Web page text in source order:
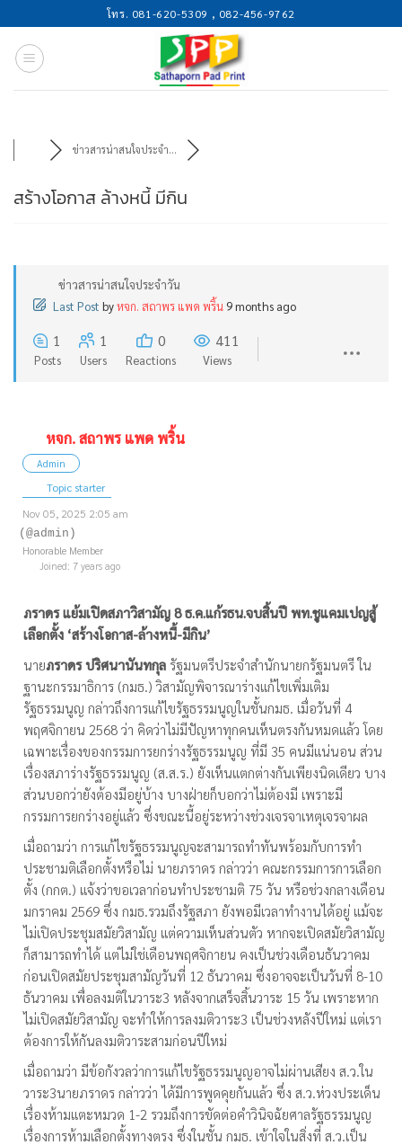
to
content
โทร. 081-620-5309 , 082-456-9762
ข่าวสารน่าสนใจประจำ...
สร้างโอกาส ล้างหนี้ มีกิน
ข่าวสารน่าสนใจประจำวัน
Last Post byหจก. สถาพร แพด พริ้น 9 months ago
1
Posts
1
Users
0
Reactions
411
Views
หจก. สถาพร แพด พริ้น
Admin
Topic starter
Nov 05, 2025 2:05 am
(@admin)
Honorable Member
Joined: 7 years ago
ภราดร แย้มเปิดสภาวิสามัญ 8 ธ.ค.แก้รธน.จบสิ้นปี พท.ชูแคมเปญสู้
เลือกตั้ง ‘สร้างโอกาส-ล้างหนี้-มีกิน’
นายภราดร ปริศนานันทกุล รัฐมนตรีประจำสำนักนายกรัฐมนตรี ใน
ฐานะกรรมาธิการ (กมธ.) วิสามัญพิจารณาร่างแก้ไขเพิ่มเติม
รัฐธรรมนูญ กล่าวถึงการแก้ไขรัฐธรรมนูญในชั้นกมธ. เมื่อวันที่ 4
พฤศจิกายน 2568 ว่า คิดว่าไม่มีปัญหาทุกคนเห็นตรงกันหมดแล้ว โดย
เฉพาะเรื่องของกรรมการยกร่างรัฐธรรมนูญ ที่มี 35 คนมีแน่นอน ส่วน
เรื่องสภาร่างรัฐธรรมนูญ (ส.ส.ร.) ยังเห็นแตกต่างกันเพียงนิดเดียว บาง
ส่วนบอกว่ายังต้องมีอยู่บ้าง บางฝ่ายก็บอกว่าไม่ต้องมี เพราะมี
กรรมการยกร่างอยู่แล้ว ซึ่งขณะนี้อยู่ระหว่างช่วงเจรจาเหตุเจรจาผล
เมื่อถามว่า การแก้ไขรัฐธรรมนูญจะสามารถทำทันพร้อมกับการทำ
ประชามติเลือกตั้งหรือไม่ นายภราดร กล่าวว่า คณะกรรมการการเลือก
ตั้ง (กกต.) แจ้งว่าขอเวลาก่อนทำประชามติ 75 วัน หรือช่วงกลางเดือน
มกราคม 2569 ซึ่ง กมธ.รวมถึงรัฐสภา ยังพอมีเวลาทำงานได้อยู่ แม้จะ
ไม่เปิดประชุมสมัยวิสามัญ แต่ความเห็นส่วนตัว หากจะเปิดสมัยวิสามัญ
ก็สามารถทำได้ แต่ไม่ใช่เดือนพฤศจิกายน คงเป็นช่วงเดือนธันวาคม
ก่อนเปิดสมัยประชุมสามัญวันที่ 12 ธันวาคม ซึ่งอาจจะเป็นวันที่ 8-10
ธันวาคม เพื่อลงมติในวาระ3 หลังจากเสร็จสิ้นวาระ 15 วัน เพราะหาก
ไม่เปิดสมัยวิสามัญ จะทำให้การลงมติวาระ3 เป็นช่วงหลังปีใหม่ แต่เรา
ต้องการให้กันลงมติวาระสามก่อนปีใหม่
เมื่อถามว่า มีข้อกังวลว่าการแก้ไขรัฐธรรมนูญอาจไม่ผ่านเสียง ส.ว.ใน
วาระ3นายภราดร กล่าวว่า ได้มีการพูดคุยกันแล้ว ซึ่ง ส.ว.ห่วงประเด็น
เรื่องห้ามแตะหมวด 1-2 รวมถึงการขัดต่อคำวินิจฉัยศาลรัฐธรรมนูญ
เรื่องการห้ามเลือกตั้งทางตรง ซึ่งในชั้น กมธ. เข้าใจในสิ่งที่ ส.ว.เป็น